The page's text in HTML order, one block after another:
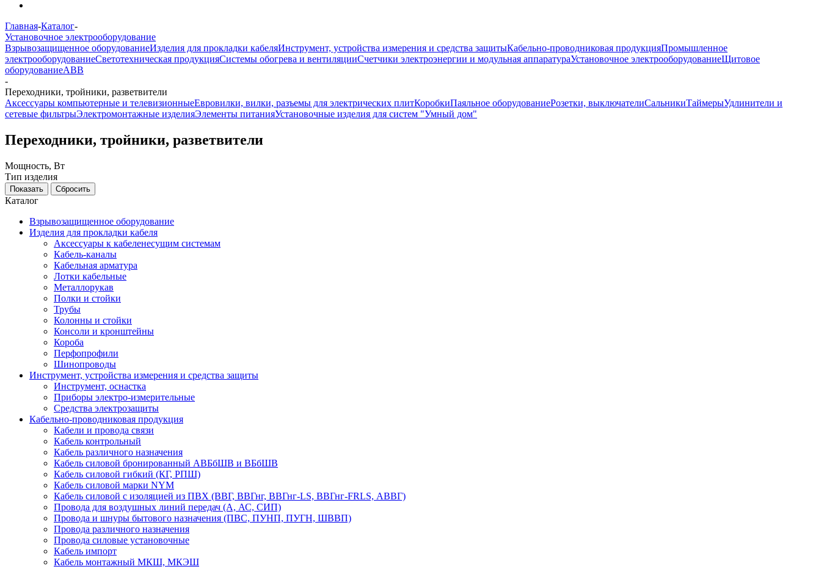
Главная-Каталог-
Установочное электрооборудование
Взрывозащищенное оборудованиеИзделия для прокладки кабеляИнструмент, устройства измерения и средства защитыКабельно-проводниковая продукцияПромышленное
электрооборудованиеСветотехническая продукцияСистемы обогрева и вентиляцииСчетчики электроэнергии и модульная аппаратураУстановочное электрооборудованиеЩитовое
оборудованиеABB
-
Переходники, тройники, разветвители
Аксессуары компьютерные и телевизионныеЕвровилки, вилки, разъемы для электрических плитКоробкиПаяльное оборудованиеРозетки, выключателиСальникиТаймерыУдлинители и
сетевые фильтрыЭлектромонтажные изделияЭлементы питанияУстановочные изделия для систем "Умный дом"
Переходники, тройники, разветвители
Мощность, Вт
Тип изделия
Каталог
Взрывозащищенное оборудование
Изделия для прокладки кабеля
Аксессуары к кабеленесущим системам
Кабель-каналы
Кабельная арматура
Лотки кабельные
Металлорукав
Полки и стойки
Трубы
Колонны и стойки
Консоли и кронштейны
Короба
Перфопрофили
Шинопроводы
Инструмент, устройства измерения и средства защиты
Инструмент, оснастка
Приборы электро-измерительные
Средства электрозащиты
Кабельно-проводниковая продукция
Кабели и провода связи
Кабель контрольный
Кабель различного назначения
Кабель силовой бронированный АВБбШВ и ВБбШВ
Кабель силовой гибкий (КГ, РПШ)
Кабель силовой марки NYM
Кабель силовой с изоляцией из ПВХ (ВВГ, ВВГнг, ВВГнг-LS, ВВГнг-FRLS, АВВГ)
Провода для воздушных линий передач (А, АС, СИП)
Провода и шнуры бытового назначения (ПВС, ПУНП, ПУГН, ШВВП)
Провода различного назначения
Провода силовые установочные
Кабель импорт
Кабель монтажный МКШ, МКЭШ